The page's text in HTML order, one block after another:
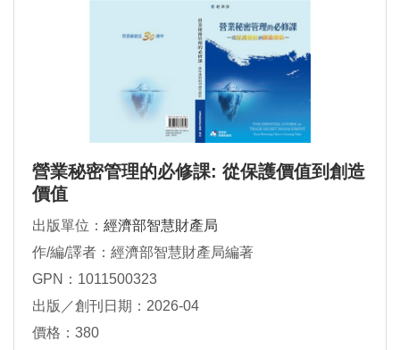
營業秘密管理的必修課: 從保護價值到創造
價值
出版單位： 經濟部智慧財產局
作/編/譯者：經濟部智慧財產局編著
GPN：1011500323
出版／創刊日期：2026-04
價格：380